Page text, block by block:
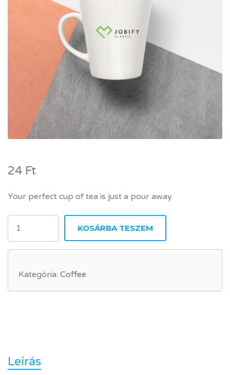
24 Ft
Your perfect cup of tea is just a pour away.
JOBIFY MUG MENNYISÉG
KOSÁRBA TESZEM
Kategória: Coffee
Leírás